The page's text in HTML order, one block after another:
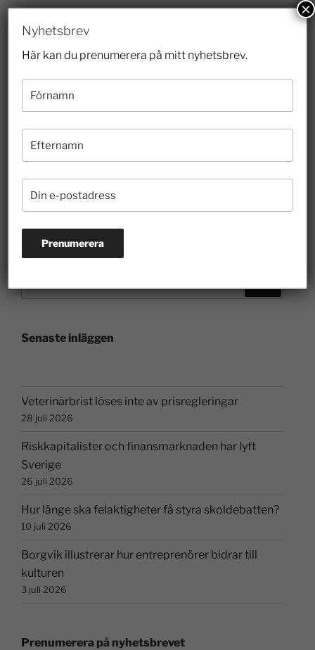
Om stora resultatskillnader mellan skolor på
landsorten och i storstäderna samt
utbildningskvalitetens betydelse för tillväxten i ett
land
NÄSTA
Skoldebatten struntar i den enskilde eleven
Senaste inläggen
Veterinärbrist löses inte av prisregleringar
28 juli 2026
Riskkapitalister och finansmarknaden har lyft
Sverige
26 juli 2026
Hur länge ska felaktigheter få styra skoldebatten?
10 juli 2026
Borgvik illustrerar hur entreprenörer bidrar till
kulturen
3 juli 2026
Prenumerera på nyhetsbrevet
Nyhetsbrev
Här kan du prenumerera på mitt nyhetsbrev.
×